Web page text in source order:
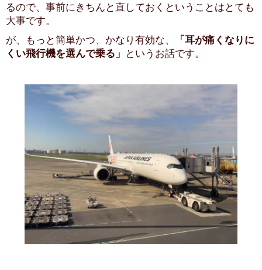
るので、事前にきちんと直しておくということはとても
大事です。
が、もっと簡単かつ、かなり有効な、
「耳が痛くなりに
くい飛行機を選んで乗る」
というお話です。